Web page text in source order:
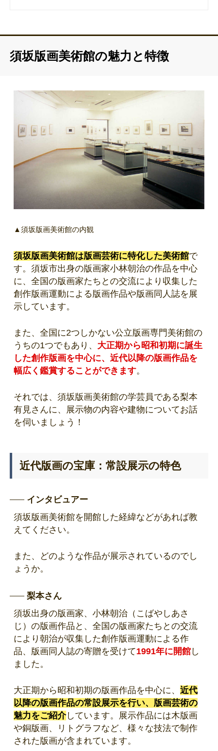
須坂版画美術館の魅力と特徴
▲須坂版画美術館の内観
須坂版画美術館は版画芸術に特化した美術館で
す。須坂市出身の版画家小林朝治の作品を中心
に、全国の版画家たちとの交流により収集した
創作版画運動による版画作品や版画同人誌を展
示しています。
また、全国に2つしかない公立版画専門美術館の
うちの1つでもあり、 大正期から昭和初期に誕生
した創作版画を中心に、近代以降の版画作品を
幅広く鑑賞することができます。
それでは、須坂版画美術館の学芸員である梨本
有見さんに、展示物の内容や建物についてお話
を伺いましょう！
近代版画の宝庫：常設展示の特色
インタビュアー
須坂版画美術館を開館した経緯などがあれば教
えてください。
また、どのような作品が展示されているのでし
ょうか。
梨本さん
須坂出身の版画家、小林朝治（こばやしあさ
じ）の版画作品と、全国の版画家たちとの交流
により朝治が収集した創作版画運動による作
品、版画同人誌の寄贈を受けて1991年に開館 し
ました。
大正期から昭和初期の版画作品を中心に、 近代
以降の版画作品の常設展示を行い、版画芸術の
魅力をご紹介しています。展示作品には木版画
や銅版画、リトグラフなど、様々な技法で制作
された版画が含まれています。